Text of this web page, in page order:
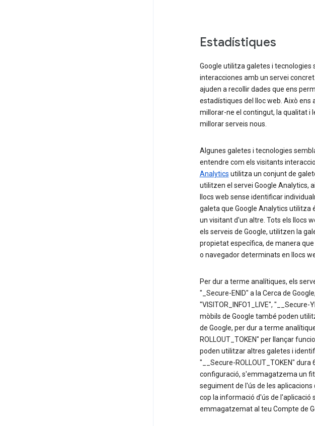
Estadístiques
Google utilitza galetes i
interacciones amb un servei
ajuden a recollir dades que ens
estadístiques del lloc web. Això ens
millorar-ne el contingut, la qualitat i
millorar serveis nous.
Algunes galetes i tecnologies
entendre com els visitants
Analytics utilitza un conjunt de
utilitzen el servei Google Analytics,
llocs web sense identificar
galeta que Google Analytics utilitza
un visitant d'un altre. Tots els llocs
els serveis de Google, utilitzen la
propietat específica, de manera
o navegador determinats en llocs
Per dur a terme analítiques, els
"_Secure-ENID" a la Cerca de
"VISITOR_INFO1_LIVE", "__Secure-
mòbils de Google també poden
de Google, per dur a terme
ROLLOUT_TOKEN" per llançar
poden utilitzar altres galetes i
"__Secure-ROLLOUT_TOKEN"
configuració, s'emmagatzema un
seguiment de l'ús de les
cop la informació d'ús de l'aplicació
emmagatzemat al teu Compte de